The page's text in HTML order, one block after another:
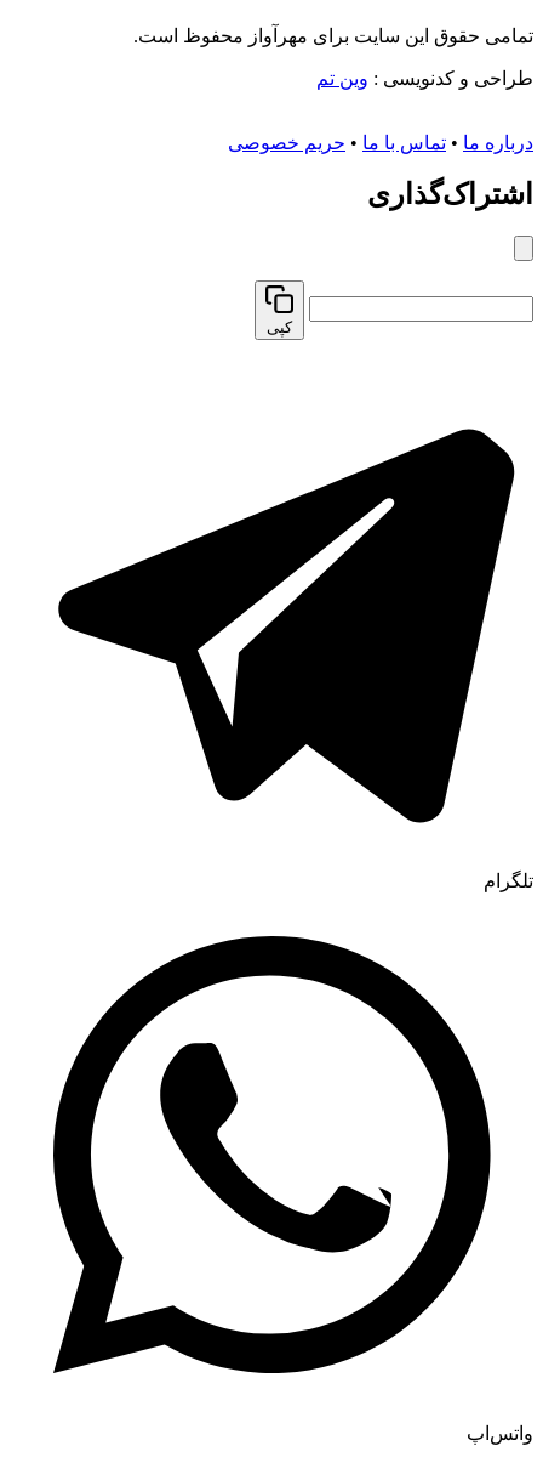
تمامی حقوق این سایت برای مهرآواز محفوظ است.
طراحی و کدنویسی : وین تم
درباره ما • تماس با ما • حریم خصوصی
اشتراک‌گذاری
کپی
تلگرام
واتس‌اپ